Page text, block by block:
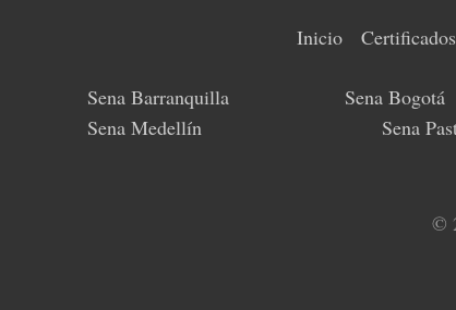
Inicio
Sena Barranquilla Sena Bogotá
Sena Medellín
Sena
©